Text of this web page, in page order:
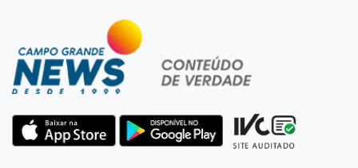
Campeonato Brasileiro
Remo busca empate com Atlético-MG e segue
na zona de rebaixamento
Defesa diz que preso suspeito de sequestro
só emprestou casa a conhecido